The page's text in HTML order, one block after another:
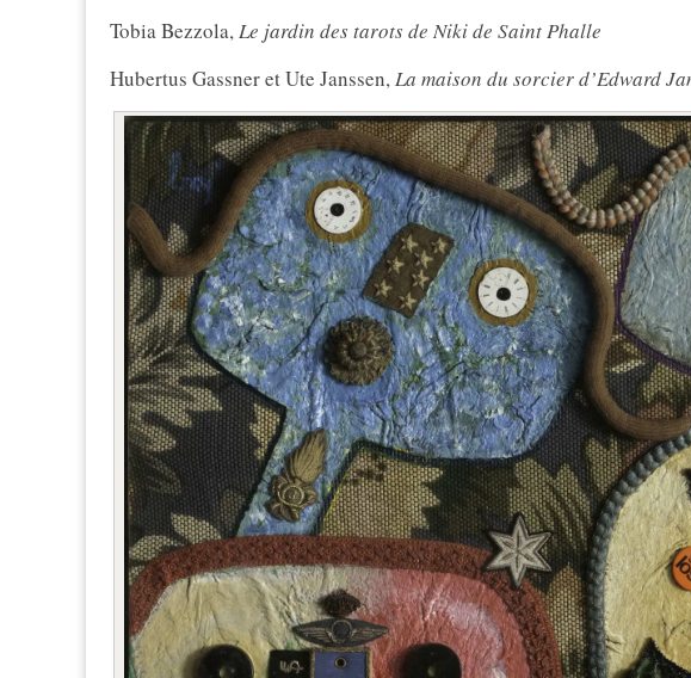
Tobia Bezzola,Le jardin des tarots de Niki de Saint Phalle
Hubertus Gassner et Ute Janssen,La maison du sorcier d’Edward